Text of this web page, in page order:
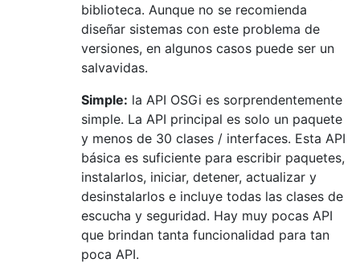
biblioteca. Aunque no se recomienda
diseñar sistemas con este problema de
versiones, en algunos casos puede ser un
salvavidas.
Simple: la API OSGi es sorprendentemente
simple. La API principal es solo un paquete
y menos de 30 clases / interfaces. Esta API
básica es suficiente para escribir paquetes,
instalarlos, iniciar, detener, actualizar y
desinstalarlos e incluye todas las clases de
escucha y seguridad. Hay muy pocas API
que brindan tanta funcionalidad para tan
poca API.